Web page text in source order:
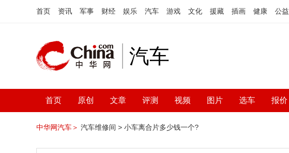
首页 资讯 军事 财经 娱乐 汽车 游戏 文化 援藏 插画 健康 公益
汽车
首页 原创 文章 评测 视频 图片 选车 报价
中华网汽车＞ 汽车维修间 > 小车离合片多少钱一个?